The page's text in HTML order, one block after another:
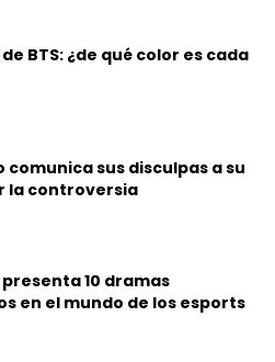
BTS: ¿de qué color es cada
comunica sus disculpas a su
la controversia
presenta 10 dramas
en el mundo de los esports